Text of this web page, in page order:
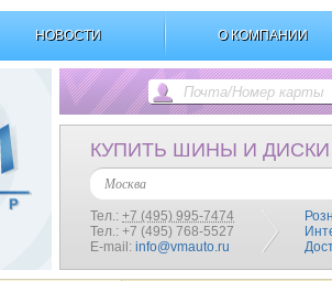
НОВОСТИ О КОМПАНИИ
КУПИТЬ ШИНЫ И ДИСКИ
Москва
Тел.: +7 (495) 995-7474
Тел.: +7 (495) 768-5527
E-mail: info@vmauto.ru